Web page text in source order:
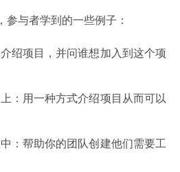
与者学到的一些例子：
绍项目，并问谁想加入到这个项
：用一种方式介绍项目从而可以
：帮助你的团队创建他们需要工